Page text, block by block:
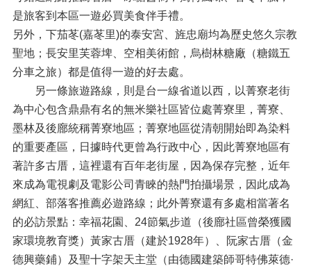
是旅客到本區一遊必買美食伴手禮。
另外，下茄苳(嘉苳里)的泰安宮、旌忠廟均為歷史悠久宗教
聖地；長安里芙蓉埤、空相美術館，烏樹林糖廠（糖鐵五
分車之旅）都是值得一遊的好去處。
另一條旅遊路線，則是台一線省道以西，以菁寮老街
為中心包含鼎鼎有名的無米樂社區皆位處菁寮里，菁寮、
墨林及後廍統稱菁寮地區；菁寮地區從清朝開始即為染料
的重要產區，日據時代更曾為行政中心，因此菁寮地區有
著許多古厝，這裡還有百年老街屋，因為保存完整，近年
來成為電視劇及電影公司青睞的熱門拍攝場景，因此成為
網紅、部落客推薦必遊路線；此外菁寮還有多處相當著名
的必訪景點：幸福花園、24節氣步道（後廍社區曾榮獲國
家環境教育獎）黃家古厝（建於1928年）、阮家古厝（金
德興藥鋪）及聖十字架天主堂（由德國建築師哥特佛萊德·